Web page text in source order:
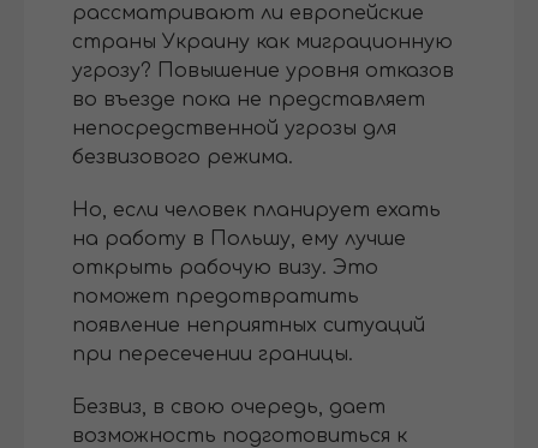
рассматривают ли европейские
страны Украину как миграционную
угрозу? Повышение уровня отказов
во въезде пока не представляет
непосредственной угрозы для
безвизового режима.
Но, если человек планирует ехать
на работу в Польшу, ему лучше
открыть рабочую визу. Это
поможет предотвратить
появление неприятных ситуаций
при пересечении границы.
Безвиз, в свою очередь, дает
возможность подготовиться к